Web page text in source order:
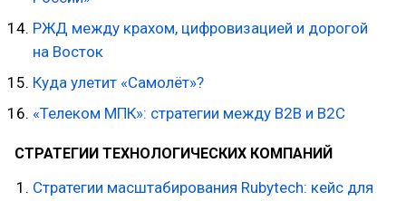
РЖД между крахом, цифровизацией и дорогой
на Восток
Куда улетит «Самолёт»?
«Телеком МПК»: стратегии между В2В и В2С
СТРАТЕГИИ ТЕХНОЛОГИЧЕСКИХ КОМПАНИЙ
Стратегии масштабирования Rubytech: кейс для